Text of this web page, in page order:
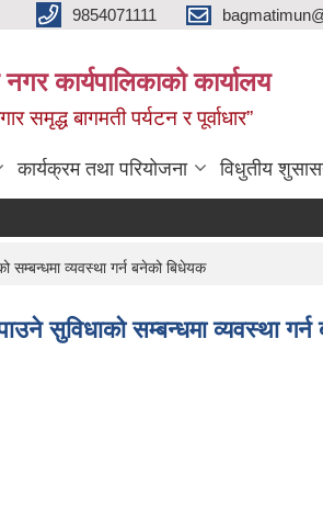
9854071111
कार्यपालिकाको कार्यालय
समृद्ध बागमती पर्यटन र पूर्वाधार”
कार्यक्रम तथा परियोजना विधुतीय
सम्बन्धमा व्यवस्था गर्न बनेको बिधेयक
सुविधाको सम्बन्धमा व्यवस्था